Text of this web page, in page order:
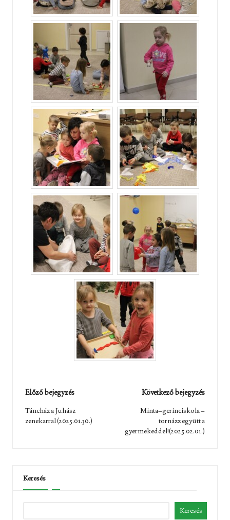
Post
navigation
Előző bejegyzés
Táncház a Juhász
zenekarral (2025.01.30.)
Következő bejegyzés
Minta–gerinciskola –
tornázz együtt a
gyermekeddel!(2025.02.01.)
Keresés
Keresés